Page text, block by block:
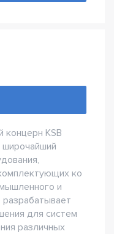
KSB
широчайший
ко
и
разрабатывает
для систем
различных